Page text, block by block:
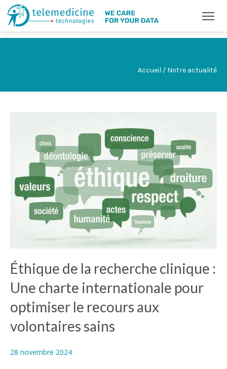
Accueil / Notre actualité
Éthique de la recherche clinique :
Une charte internationale pour
optimiser le recours aux
volontaires sains
28 novembre 2024